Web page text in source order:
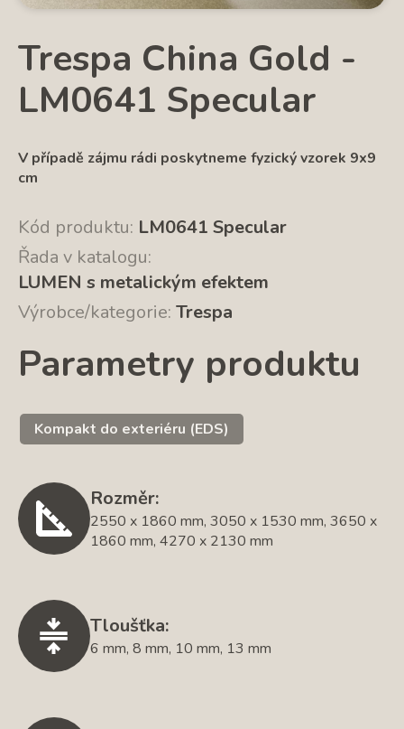
Trespa China Gold -
LM0641 Specular
V případě zájmu rádi poskytneme fyzický vzorek 9x9
cm
Kód produktu: LM0641 Specular
Řada v katalogu:
LUMEN s metalickým efektem
Výrobce/kategorie: Trespa
Parametry produktu
Kompakt do exteriéru (EDS)
Rozměr:
2550 x 1860 mm, 3050 x 1530 mm, 3650 x
1860 mm, 4270 x 2130 mm
Tloušťka:
6 mm, 8 mm, 10 mm, 13 mm